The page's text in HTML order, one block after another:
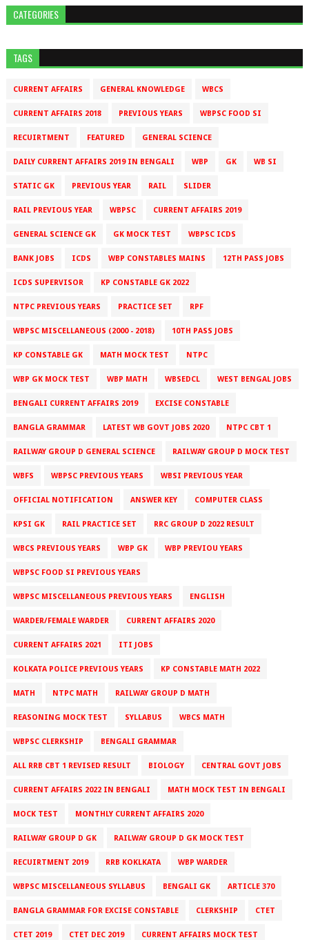
CATEGORIES
TAGS
CURRENT AFFAIRS GENERAL KNOWLEDGE WBCS
CURRENT AFFAIRS 2018 PREVIOUS YEARS WBPSC FOOD SI
RECUIRTMENT FEATURED GENERAL SCIENCE
DAILY CURRENT AFFAIRS 2019 IN BENGALI WBP GK WB SI
STATIC GK PREVIOUS YEAR RAIL SLIDER
RAIL PREVIOUS YEAR WBPSC CURRENT AFFAIRS 2019
GENERAL SCIENCE GK GK MOCK TEST WBPSC ICDS
BANK JOBS ICDS WBP CONSTABLES MAINS 12TH PASS JOBS
ICDS SUPERVISOR KP CONSTABLE GK 2022
NTPC PREVIOUS YEARS PRACTICE SET RPF
WBPSC MISCELLANEOUS (2000 - 2018) 10TH PASS JOBS
KP CONSTABLE GK MATH MOCK TEST NTPC
WBP GK MOCK TEST WBP MATH WBSEDCL WEST BENGAL JOBS
BENGALI CURRENT AFFAIRS 2019 EXCISE CONSTABLE
BANGLA GRAMMAR LATEST WB GOVT JOBS 2020 NTPC CBT 1
RAILWAY GROUP D GENERAL SCIENCE RAILWAY GROUP D MOCK TEST
WBFS WBPSC PREVIOUS YEARS WBSI PREVIOUS YEAR
OFFICIAL NOTIFICATION ANSWER KEY COMPUTER CLASS
KPSI GK RAIL PRACTICE SET RRC GROUP D 2022 RESULT
WBCS PREVIOUS YEARS WBP GK WBP PREVIOU YEARS
WBPSC FOOD SI PREVIOUS YEARS
WBPSC MISCELLANEOUS PREVIOUS YEARS ENGLISH
WARDER/FEMALE WARDER CURRENT AFFAIRS 2020
CURRENT AFFAIRS 2021 ITI JOBS
KOLKATA POLICE PREVIOUS YEARS KP CONSTABLE MATH 2022
MATH NTPC MATH RAILWAY GROUP D MATH
REASONING MOCK TEST SYLLABUS WBCS MATH
WBPSC CLERKSHIP BENGALI GRAMMAR
ALL RRB CBT 1 REVISED RESULT BIOLOGY CENTRAL GOVT JOBS
CURRENT AFFAIRS 2022 IN BENGALI MATH MOCK TEST IN BENGALI
MOCK TEST MONTHLY CURRENT AFFAIRS 2020
RAILWAY GROUP D GK RAILWAY GROUP D GK MOCK TEST
RECUIRTMENT 2019 RRB KOKLKATA WBP WARDER
WBPSC MISCELLANEOUS SYLLABUS BENGALI GK ARTICLE 370
BANGLA GRAMMAR FOR EXCISE CONSTABLE CLERKSHIP CTET
CTET 2019 CTET DEC 2019 CURRENT AFFAIRS MOCK TEST